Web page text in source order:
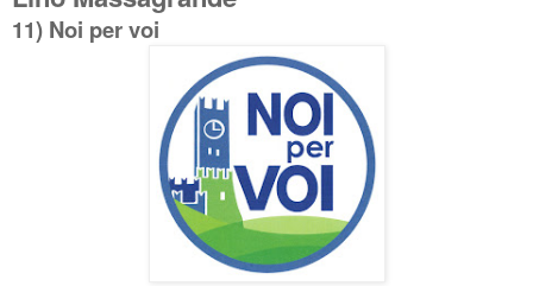
11) Noi per voi